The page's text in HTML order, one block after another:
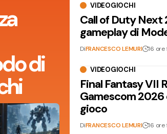
di
VIDEOGIOCHI
Call of Duty Next
gameplay di
DiFRANCESCO LEMURI 16 ore
VIDEOGIOCHI
Final Fantasy VII
Gamescom 2026
gioco
DiFRANCESCO LEMURI 16 ore